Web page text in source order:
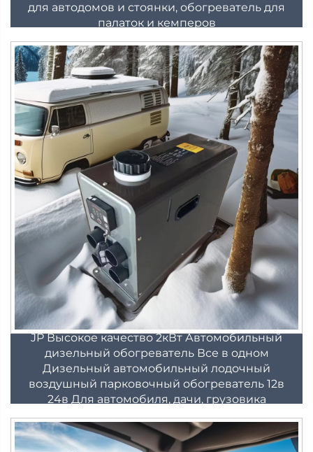
для автодомов и стоянки, обогреватель для
палаток и кемперов
JP Высокое качество 2кВт Автомобильный
дизельный обогреватель Все в одном
Дизельный автомобильный лодочный
воздушный парковочный обогреватель 12в
24в Для автомобиля, дачи, грузовика